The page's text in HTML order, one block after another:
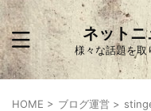
ネットニ
様々な話題を取
HOME > ブログ運営 >